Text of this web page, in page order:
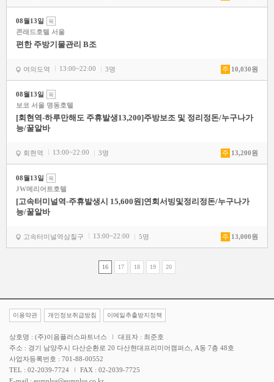
08월13일 목
콘래드호텔 서울
편한 주방기물관리 B조
여의도역 13:00~22:00 3명 주 10,030원
08월13일 목
보코 서울 명동호텔
[회현역-하루만해도 주휴발생13,200]주방보조 및 정리정돈/누구나가
능/꿀알바
회현역 13:00~22:00 3명 주 13,200원
08월13일 목
JW메리어트호텔
[고속터미널역-주휴발생시 15,600원]연회서빙및정리정돈/누구나가
능/꿀알바
고속터미널역삼칠구 13:00~22:00 5명 주 13,000원
16 17 18 19 20
이용약관 개인정보취급방침 이메일추출방지정책
상호명 : (주)이음플러스파트너스
대표자 : 최준호
주소 : 경기 남양주시 다산순환로 20 다산현대프리미어캠퍼스, A동 7층 48호
사업자등록번호 : 701-88-00552
TEL : 02-2039-7724
FAX : 02-2039-7725